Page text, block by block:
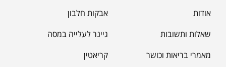
סרט מדידה מקצועי לגוף
מאקה שחורה | BLACK MACA
אודות
שאלות ותשובות
מאמרי בריאות וכושר
אבקות חלבון
גיינר לעלייה במסה
קריאטין